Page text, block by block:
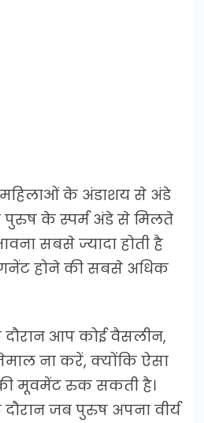
के अंडाशय से अंडे
के स्पर्म अंडे से मिलते
सबसे ज्यादा होती है
होने की सबसे अधिक
दौरान आप कोई वैसलीन,
ना करें, क्योंकि ऐसा
मूवमेंट रुक सकती है।
जब पुरुष अपना वीर्य